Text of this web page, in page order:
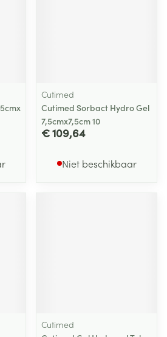
Cutimed
Cutimed Sorbact Hydro Gel
7,5cmx7,5cm 10
€ 109,64
Niet beschikbaar
Cutimed